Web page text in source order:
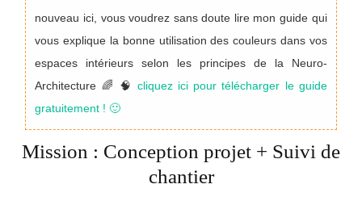
nouveau ici, vous voudrez sans doute lire mon guide qui
vous explique la bonne utilisation des couleurs dans vos
espaces intérieurs selon les principes de la Neuro-
Architecture 🌈 🧠 cliquez ici pour télécharger le guide
gratuitement ! 🙂
Mission : Conception projet + Suivi de
chantier